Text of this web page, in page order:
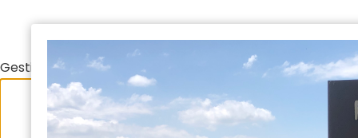
Gestionar el consentimiento de las cookies